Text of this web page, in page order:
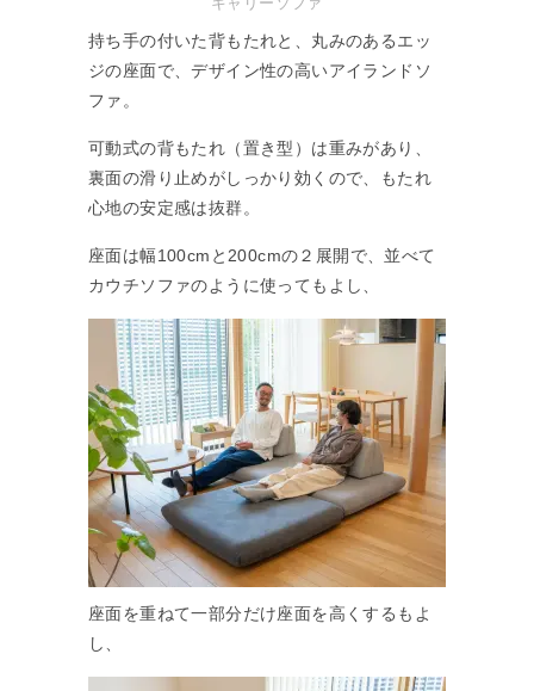
持ち手の付いた背もたれと、丸みのあるエッ
ジの座面で、デザイン性の高いアイランドソ
ファ。
可動式の背もたれ（置き型）は重みがあり、
裏面の滑り止めがしっかり効くので、もたれ
心地の安定感は抜群。
座面は幅100cmと200cmの２展開で、並べて
カウチソファのように使ってもよし、
座面を重ねて一部分だけ座面を高くするもよ
し、